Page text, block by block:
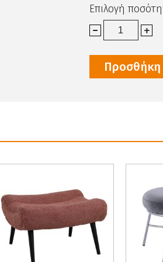
Επιλογή
Προσθήκη